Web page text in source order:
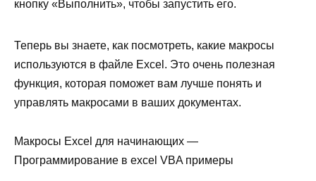
кнопку «Выполнить», чтобы запустить его.
Теперь вы знаете, как посмотреть, какие макросы
используются в файле Excel. Это очень полезная
функция, которая поможет вам лучше понять и
управлять макросами в ваших документах.
Макросы Excel для начинающих —
Программирование в excel VBA примеры